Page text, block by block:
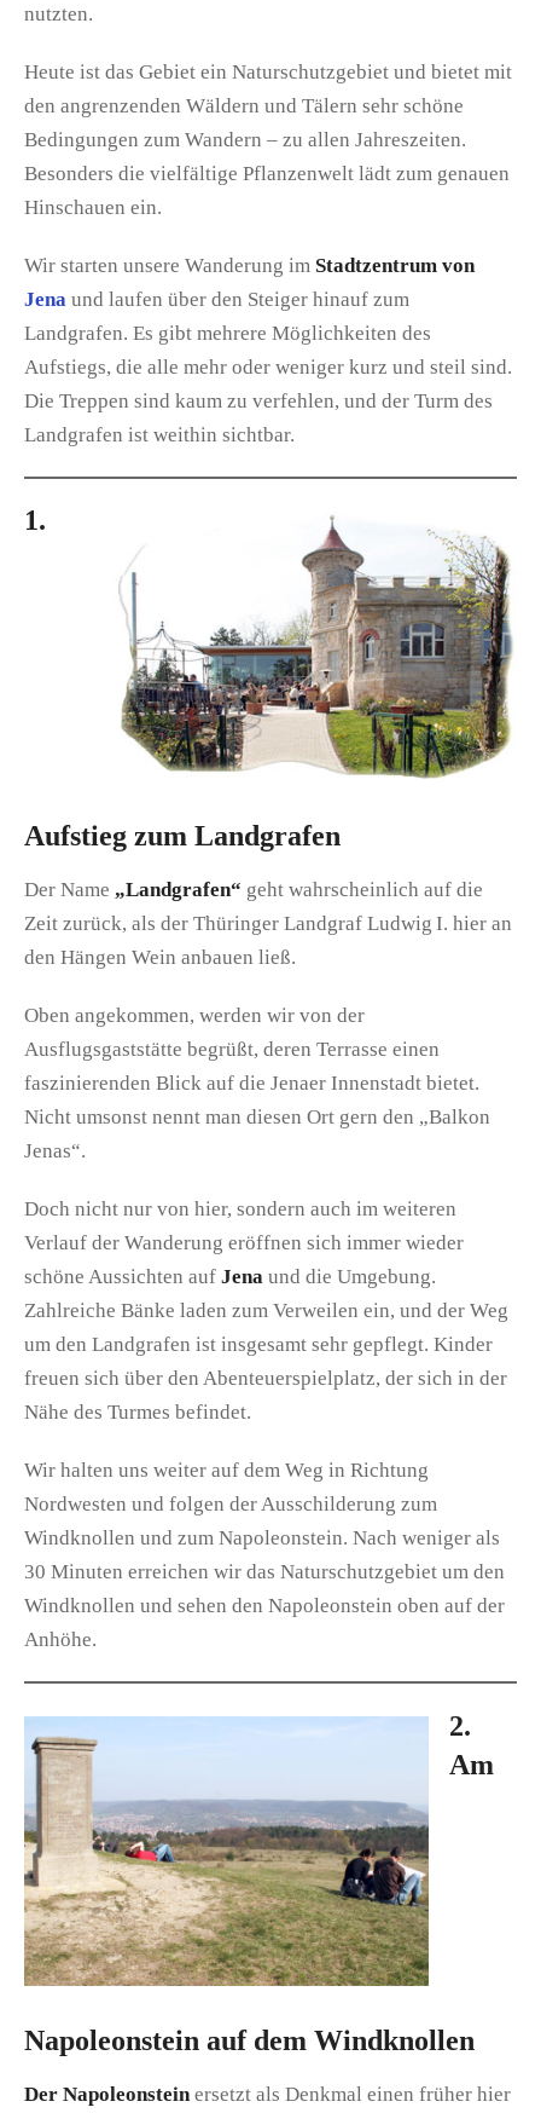
nutzten.
Heute ist das Gebiet ein Naturschutzgebiet und bietet mit
den angrenzenden Wäldern und Tälern sehr schöne
Bedingungen zum Wandern – zu allen Jahreszeiten.
Besonders die vielfältige Pflanzenwelt lädt zum genauen
Hinschauen ein.
Wir starten unsere Wanderung im Stadtzentrum von
Jena und laufen über den Steiger hinauf zum
Landgrafen. Es gibt mehrere Möglichkeiten des
Aufstiegs, die alle mehr oder weniger kurz und steil sind.
Die Treppen sind kaum zu verfehlen, und der Turm des
Landgrafen ist weithin sichtbar.
1.
Aufstieg zum Landgrafen
Der Name „Landgrafen“ geht wahrscheinlich auf die
Zeit zurück, als der Thüringer Landgraf Ludwig I. hier an
den Hängen Wein anbauen ließ.
Oben angekommen, werden wir von der
Ausflugsgaststätte begrüßt, deren Terrasse einen
faszinierenden Blick auf die Jenaer Innenstadt bietet.
Nicht umsonst nennt man diesen Ort gern den „Balkon
Jenas“.
Doch nicht nur von hier, sondern auch im weiteren
Verlauf der Wanderung eröffnen sich immer wieder
schöne Aussichten auf Jena und die Umgebung.
Zahlreiche Bänke laden zum Verweilen ein, und der Weg
um den Landgrafen ist insgesamt sehr gepflegt. Kinder
freuen sich über den Abenteuerspielplatz, der sich in der
Nähe des Turmes befindet.
Wir halten uns weiter auf dem Weg in Richtung
Nordwesten und folgen der Ausschilderung zum
Windknollen und zum Napoleonstein. Nach weniger als
30 Minuten erreichen wir das Naturschutzgebiet um den
Windknollen und sehen den Napoleonstein oben auf der
Anhöhe.
2.
Am
Napoleonstein auf dem Windknollen
Der Napoleonstein ersetzt als Denkmal einen früher hier